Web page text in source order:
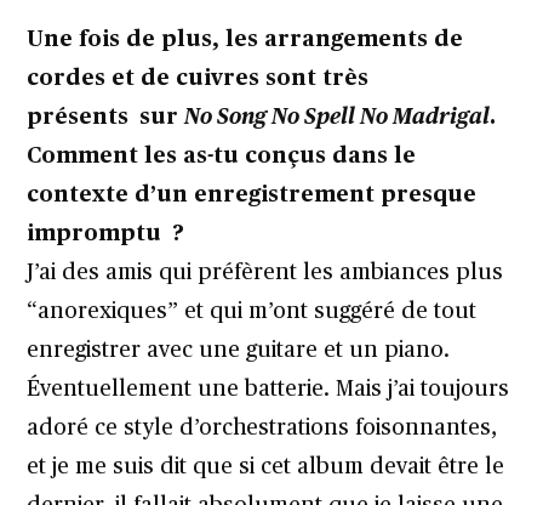
Une fois de plus, les arrangements de
cordes et de cuivres sont très
présents surNo Song No Spell No Madrigal.
Comment les as-tu conçus dans le
contexte d’un enregistrement presque
impromptu ?
J’ai des amis qui préfèrent les ambiances plus
“anorexiques” et qui m’ont suggéré de tout
enregistrer avec une guitare et un piano.
Éventuellement une batterie. Mais j’ai toujours
adoré ce style d’orchestrations foisonnantes,
et je me suis dit que si cet album devait être le